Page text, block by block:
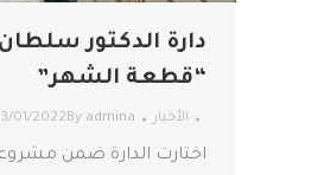
دارة الدكتور
“قطعة الشهر”
الأخبار By admina
01/2022
اختارت الدارة ضمن